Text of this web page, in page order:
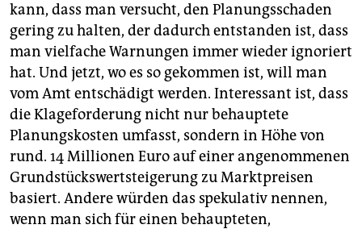
kann, dass man versucht, den Planungsschaden
gering zu halten, der dadurch entstanden ist, dass
man vielfache Warnungen immer wieder ignoriert
hat. Und jetzt, wo es so gekommen ist, will man
vom Amt entschädigt werden. Interessant ist, dass
die Klageforderung nicht nur behauptete
Planungskosten umfasst, sondern in Höhe von
rund. 14 Millionen Euro auf einer angenommenen
Grundstückswertsteigerung zu Marktpreisen
basiert. Andere würden das spekulativ nennen,
wenn man sich für einen behaupteten,